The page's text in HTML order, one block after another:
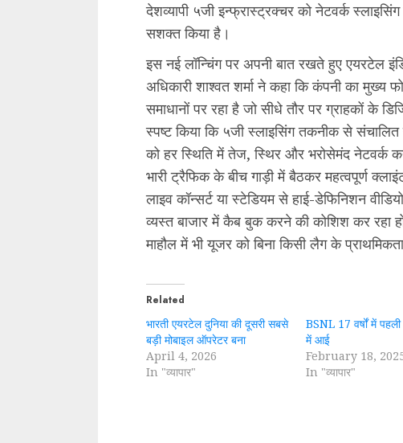
देशव्यापी ५जी इन्फ्रास्ट्रक्चर को नेटवर्क
सशक्त किया है।
इस नई लॉन्चिंग पर अपनी बात रखते हुए एयरटेल
अधिकारी शाश्वत शर्मा ने कहा कि कंपनी का मुख्य
समाधानों पर रहा है जो सीधे तौर पर ग्राहकों के
स्पष्ट किया कि ५जी स्लाइसिंग तकनीक से संचालित
को हर स्थिति में तेज, स्थिर और भरोसेमंद नेटवर्क
भारी ट्रैफिक के बीच गाड़ी में बैठकर महत्वपूर्ण
लाइव कॉन्सर्ट या स्टेडियम से हाई-डेफिनिशन
व्यस्त बाजार में कैब बुक करने की कोशिश कर रहा
माहौल में भी यूजर को बिना किसी लैग के
Related
भारती एयरटेल दुनिया की दूसरी सबसे
बड़ी मोबाइल ऑपरेटर बना
April 4, 2026
In "व्यापार"
BSNL 17 वर्षों में
में आई
February 18,
In "व्यापार"